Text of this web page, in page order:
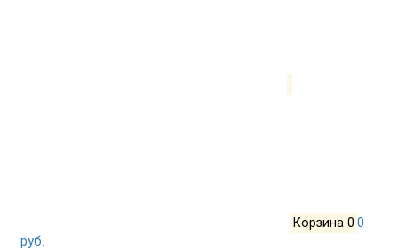
Корзина 0 0
руб.